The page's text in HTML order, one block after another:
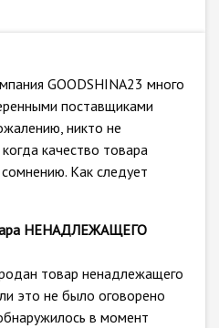
GOODSHINA23 много
поставщиками
никто не
качество товара
Как следует
НЕНАДЛЕЖАЩЕГО
товар ненадлежащего
это не было оговорено
в момент